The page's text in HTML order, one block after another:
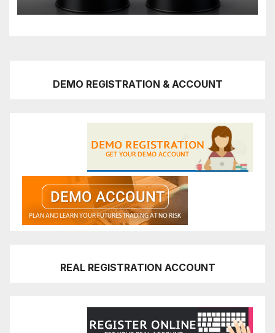
DEMO REGISTRATION & ACCOUNT
REAL REGISTRATION ACCOUNT